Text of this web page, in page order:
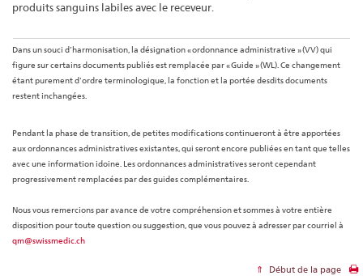
produits sanguins labiles avec le receveur.
Dans un souci d’harmonisation, la désignation « ordonnance administrative » (VV) qui
figure sur certains documents publiés est remplacée par « Guide » (WL). Ce changement
étant purement d’ordre terminologique, la fonction et la portée desdits documents
restent inchangées.
Pendant la phase de transition, de petites modifications continueront à être apportées
aux ordonnances administratives existantes, qui seront encore publiées en tant que telles
avec une information idoine. Les ordonnances administratives seront cependant
progressivement remplacées par des guides complémentaires.
Nous vous remercions par avance de votre compréhension et sommes à votre entière
disposition pour toute question ou suggestion, que vous pouvez à adresser par courriel à
qm@swissmedic.ch
Début de la page